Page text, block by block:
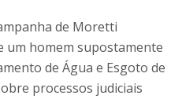
de Moretti
um homem supostamente
de Água e Esgoto de
processos judiciais